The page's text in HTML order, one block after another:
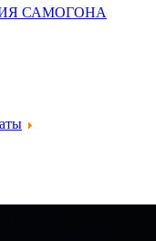
САМОГОНА